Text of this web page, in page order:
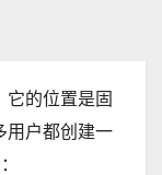
它的位置是固
用户都创建一